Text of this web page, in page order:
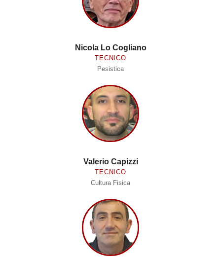
Nicola Lo Cogliano
TECNICO
Pesistica
Valerio Capizzi
TECNICO
Cultura Fisica